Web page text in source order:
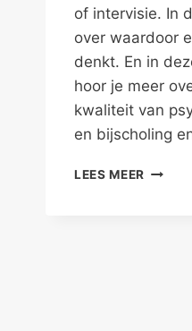
of intervisie. In
over waardoor
denkt. En in
hoor je meer
kwaliteit van
en bijscholing
LEES MEER JE